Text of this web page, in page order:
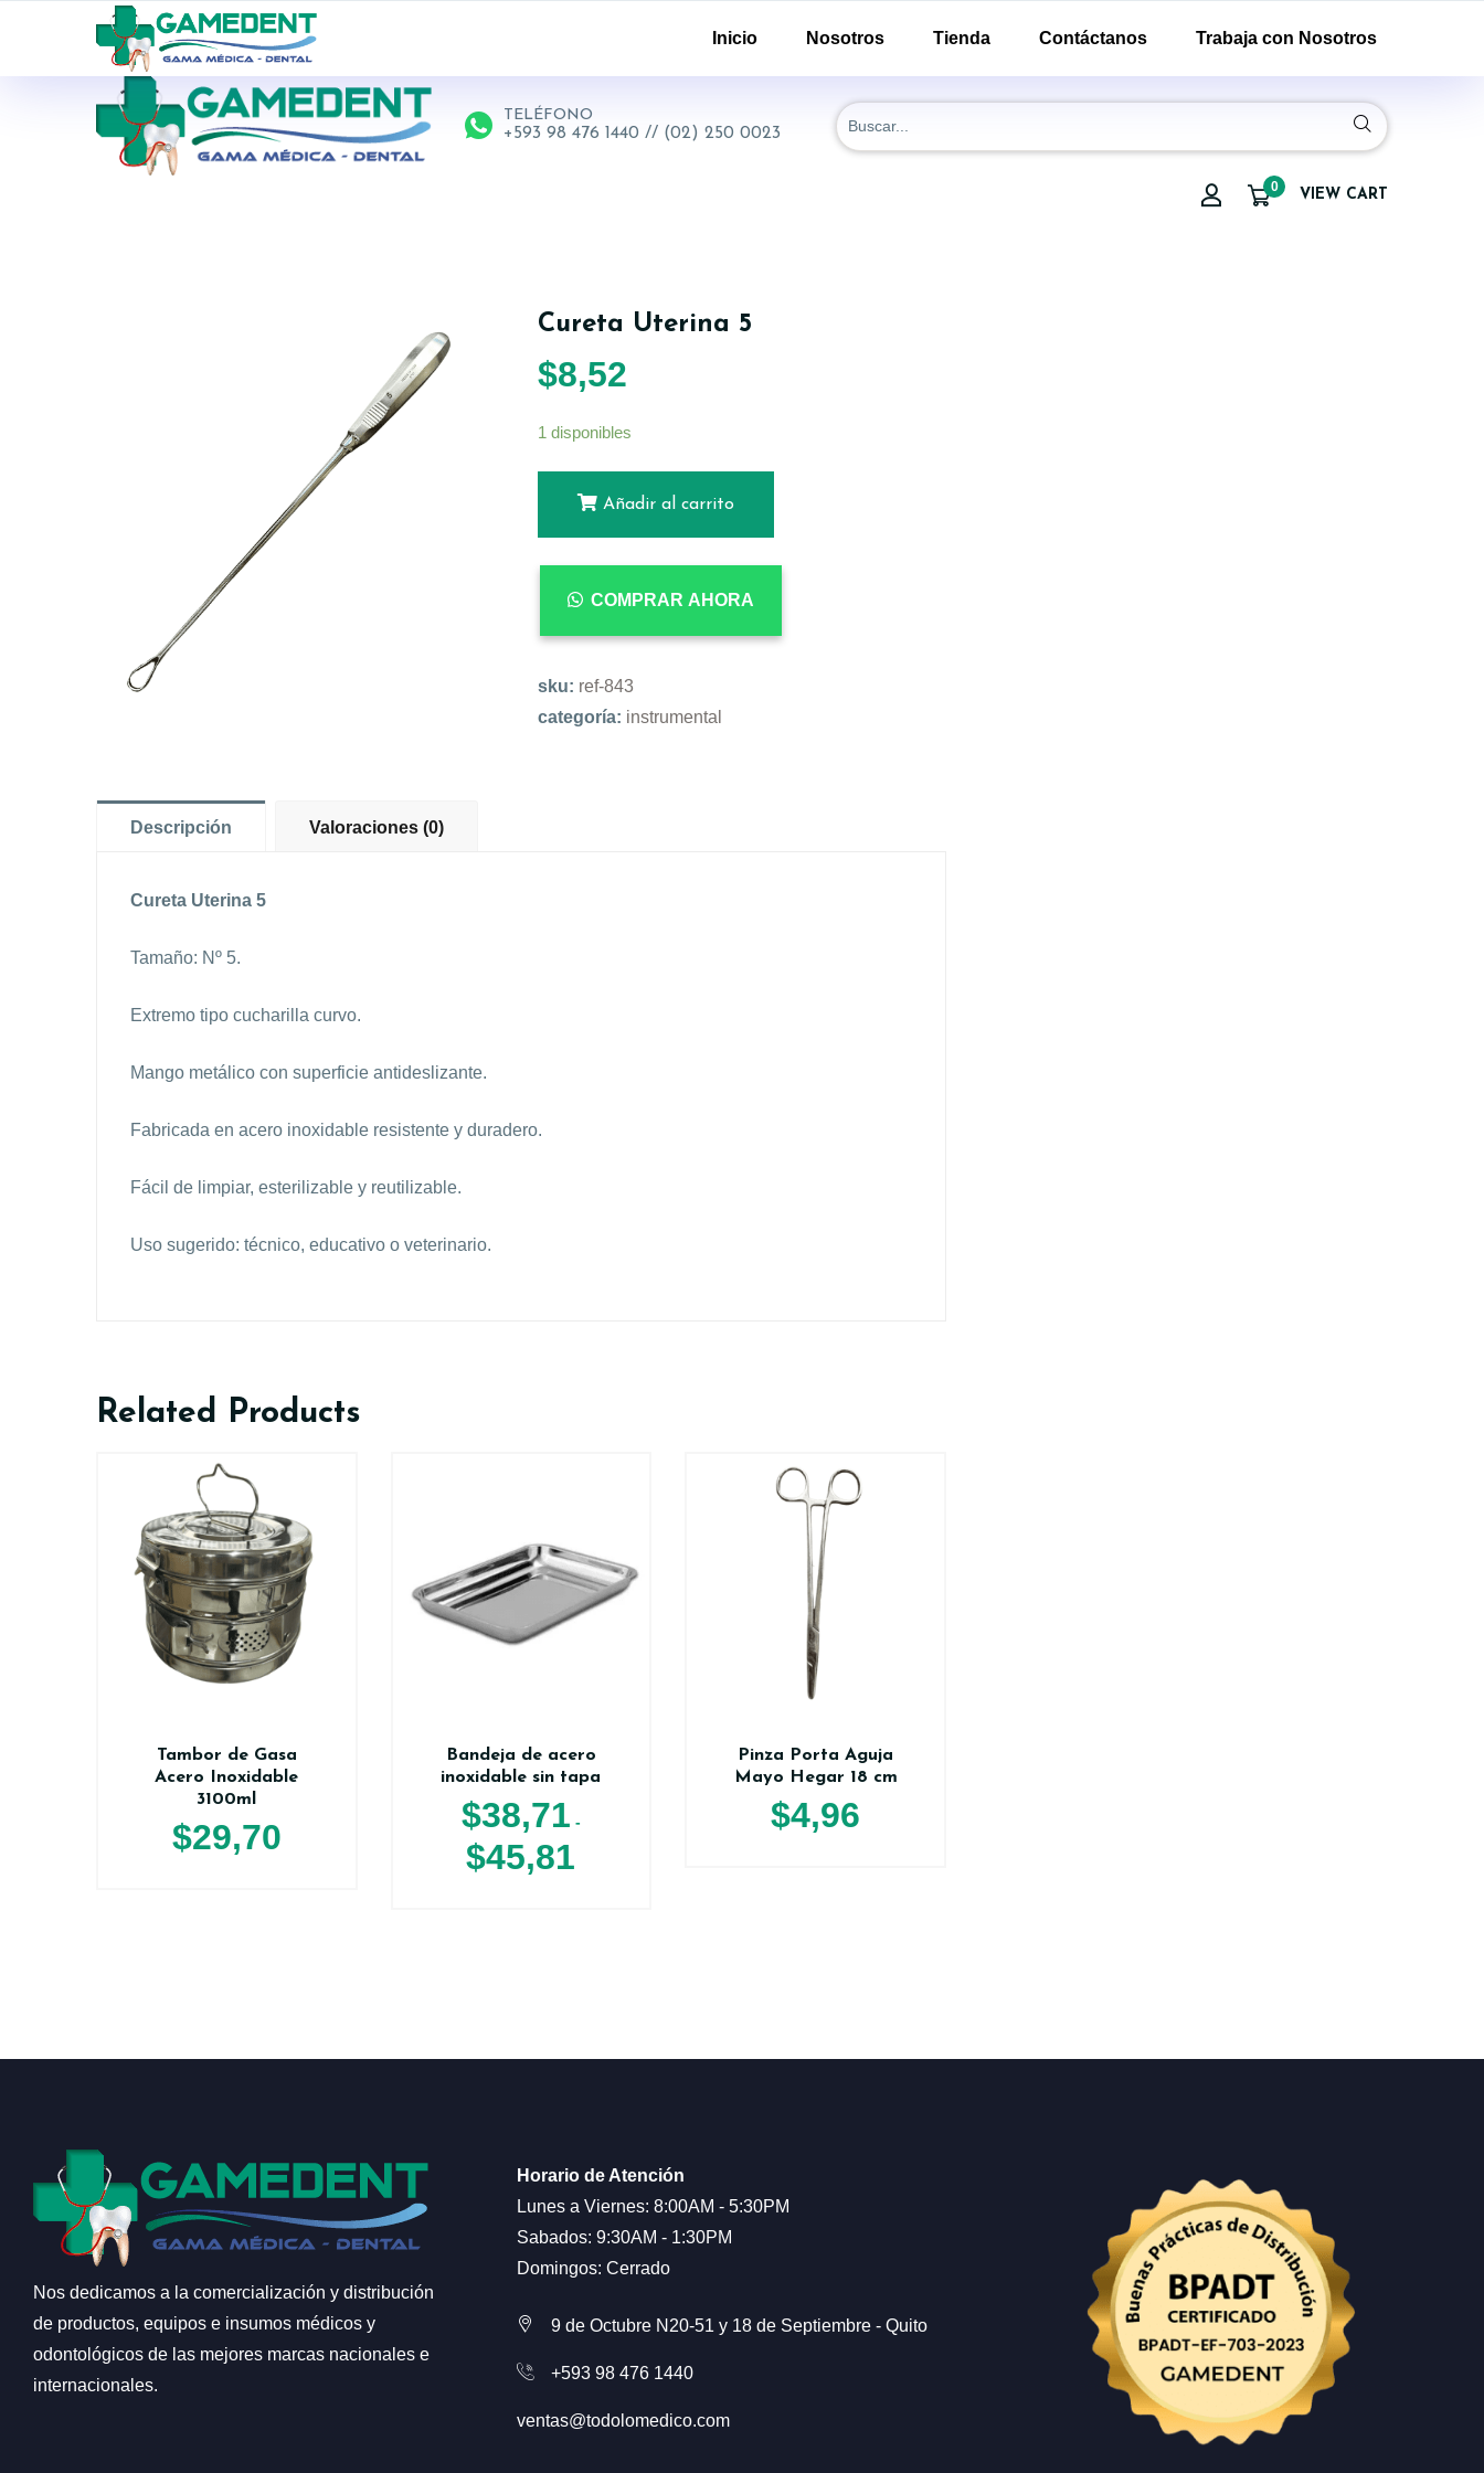
ventas@todolomedico.com
TELÉFONO
+593 98 476 1440 // (02) 250 0023
0 VIEW CART
Inicio Nosotros Tienda Contáctanos Trabaja con Nosotros
Cureta Uterina 5
$8,52
1 disponibles
Añadir al carrito
COMPRAR AHORA
sku: ref-843
categoría: instrumental
Descripción Valoraciones (0)
Cureta Uterina 5
Tamaño: Nº 5.
Extremo tipo cucharilla curvo.
Mango metálico con superficie antideslizante.
Fabricada en acero inoxidable resistente y duradero.
Fácil de limpiar, esterilizable y reutilizable.
Uso sugerido: técnico, educativo o veterinario.
Related Products
Tambor de Gasa
Acero Inoxidable
3100ml
$29,70
Bandeja de acero
inoxidable sin tapa
$38,71 -
$45,81
Pinza Porta Aguja
Mayo Hegar 18 cm
$4,96
Nos dedicamos a la comercialización y distribución
de productos, equipos e insumos médicos y
odontológicos de las mejores marcas nacionales e
internacionales.
Horario de Atención
Lunes a Viernes: 8:00AM - 5:30PM
Sabados: 9:30AM - 1:30PM
Domingos: Cerrado
9 de Octubre N20-51 y 18 de Septiembre - Quito
+593 98 476 1440
ventas@todolomedico.com